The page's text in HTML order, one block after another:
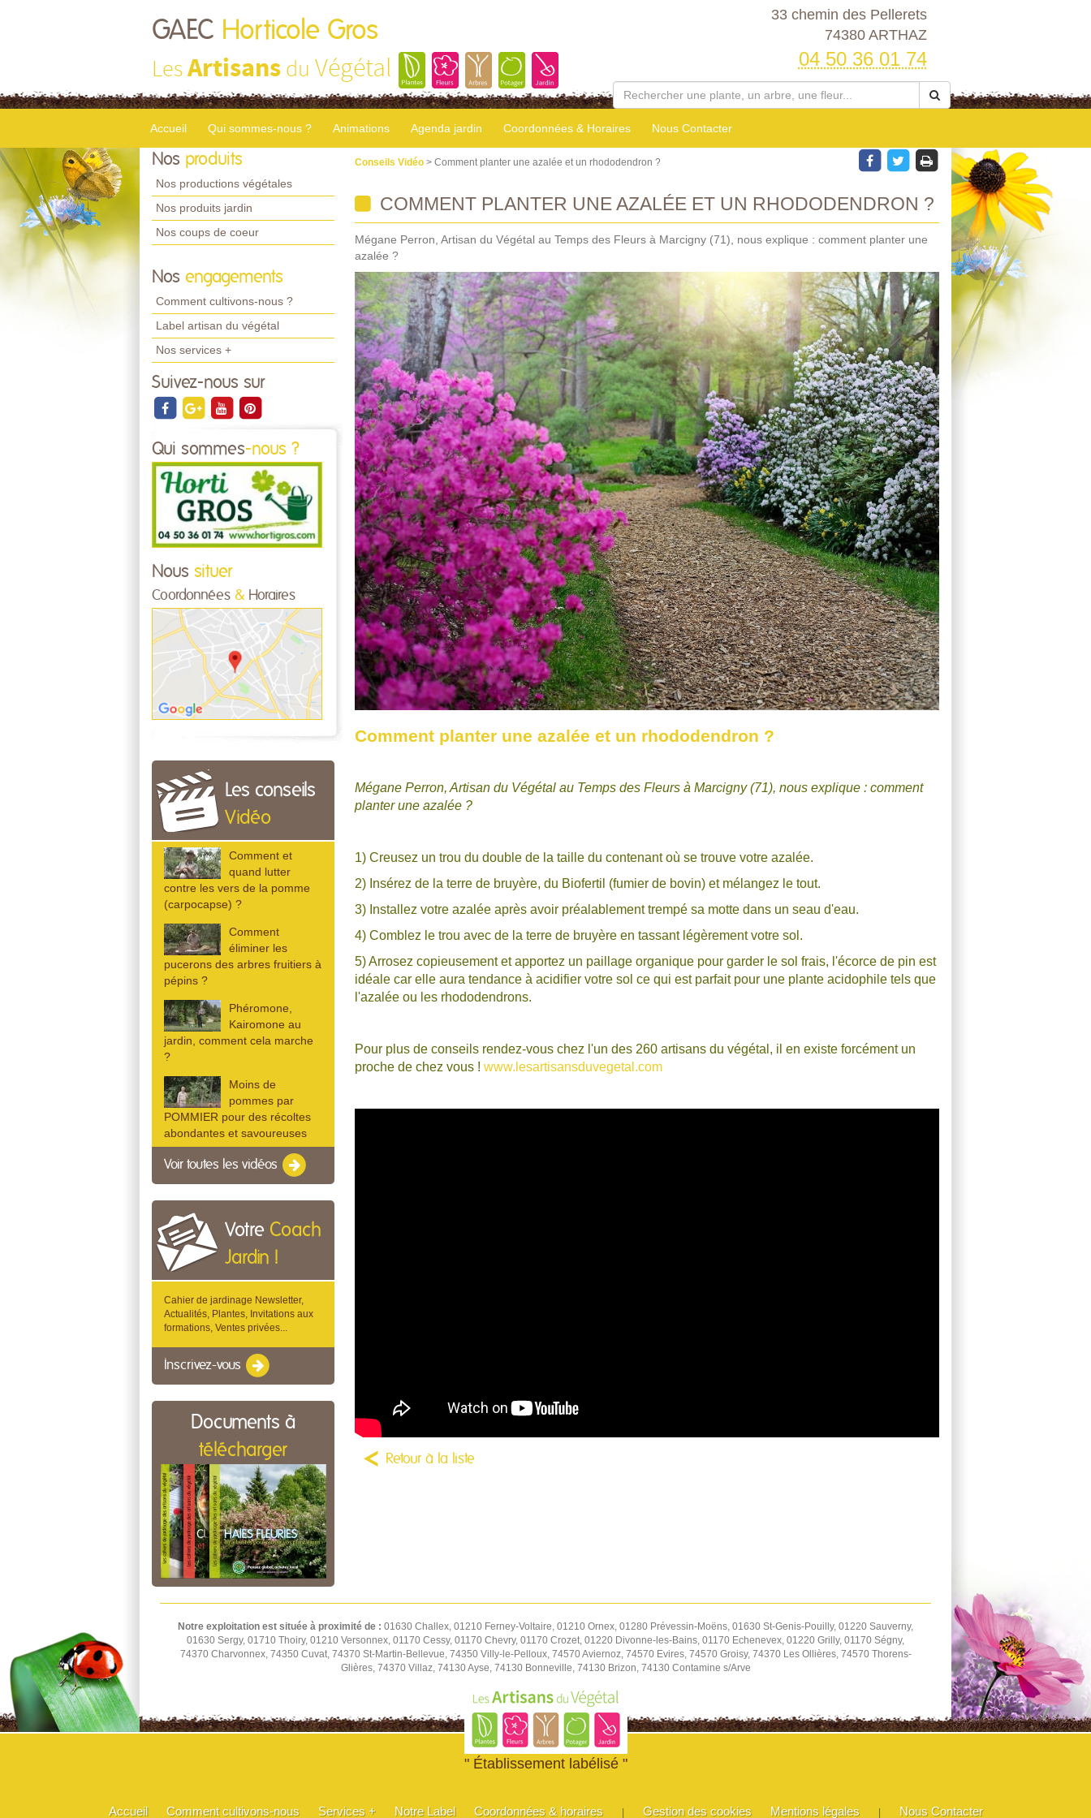
GAEC Horticole Gros
LesArtisans du Végétal
33 chemin des Pellerets
74380 ARTHAZ
04 50 36 01 74
Accueil Qui sommes-nous ? Animations Agenda jardin Coordonnées & Horaires Nous Contacter
Nos produits
Nos productions végétales
Nos produits jardin
Nos coups de coeur
Nos engagements
Comment cultivons-nous ?
Label artisan du végétal
Nos services +
Suivez-nous sur
Qui sommes-nous ?
Nous situer
Coordonnées & Horaires
Les conseils
Vidéo
Comment et
quand lutter
contre les vers de la pomme
(carpocapse) ?
Comment
éliminer les
pucerons des arbres fruitiers à
pépins ?
Phéromone,
Kairomone au
jardin, comment cela marche
?
Moins de
pommes par
POMMIER pour des récoltes
abondantes et savoureuses
Voir toutes les vidéos
Votre Coach
Jardin !
Cahier de jardinage Newsletter,
Actualités, Plantes, Invitations aux
formations, Ventes privées...
Inscrivez-vous
Documents à
télécharger
Conseils Vidéo > Comment planter une azalée et un rhododendron ?
COMMENT PLANTER UNE AZALÉE ET UN RHODODENDRON ?
Mégane Perron, Artisan du Végétal au Temps des Fleurs à Marcigny (71), nous explique : comment planter une
azalée ?
Comment planter une azalée et un rhododendron ?
Mégane Perron, Artisan du Végétal au Temps des Fleurs à Marcigny (71), nous explique : comment
planter une azalée ?
1) Creusez un trou du double de la taille du contenant où se trouve votre azalée.
2) Insérez de la terre de bruyère, du Biofertil (fumier de bovin) et mélangez le tout.
3) Installez votre azalée après avoir préalablement trempé sa motte dans un seau d'eau.
4) Comblez le trou avec de la terre de bruyère en tassant légèrement votre sol.
5) Arrosez copieusement et apportez un paillage organique pour garder le sol frais, l'écorce de pin est
idéale car elle aura tendance à acidifier votre sol ce qui est parfait pour une plante acidophile tels que
l'azalée ou les rhododendrons.
Pour plus de conseils rendez-vous chez l'un des 260 artisans du végétal, il en existe forcément un
proche de chez vous ! www.lesartisansduvegetal.com
Retour à la liste
Notre exploitation est située à proximité de : 01630 Challex, 01210 Ferney-Voltaire, 01210 Ornex, 01280 Prévessin-Moëns, 01630 St-Genis-Pouilly, 01220 Sauverny,
01630 Sergy, 01710 Thoiry, 01210 Versonnex, 01170 Cessy, 01170 Chevry, 01170 Crozet, 01220 Divonne-les-Bains, 01170 Echenevex, 01220 Grilly, 01170 Ségny,
74370 Charvonnex, 74350 Cuvat, 74370 St-Martin-Bellevue, 74350 Villy-le-Pelloux, 74570 Aviernoz, 74570 Evires, 74570 Groisy, 74370 Les Ollières, 74570 Thorens-
Glières, 74370 Villaz, 74130 Ayse, 74130 Bonneville, 74130 Brizon, 74130 Contamine s/Arve
" Établissement labélisé "
Accueil Comment cultivons-nous Services + Notre Label Coordonnées & horaires | Gestion des cookies Mentions légales | Nous Contacter